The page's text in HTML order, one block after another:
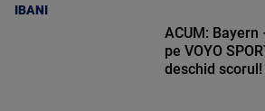
IBANI
ACUM: Bayern
pe VOYO
deschid scorul!